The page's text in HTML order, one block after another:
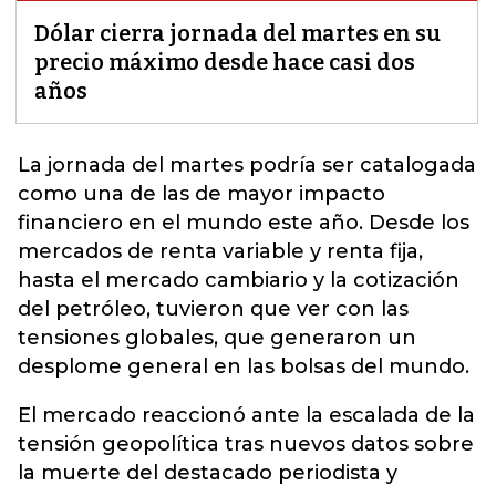
Dólar cierra jornada del martes en su
precio máximo desde hace casi dos
años
La jornada del martes podría ser catalogada
como una de las de mayor impacto
financiero en el mundo este año. Desde los
mercados de renta variable y renta fija,
hasta el mercado cambiario y la cotización
del petróleo, tuvieron que ver con las
tensiones globales, que generaron un
desplome general en las bolsas del mundo.
El mercado reaccionó ante la escalada de la
tensión geopolítica tras nuevos datos sobre
la muerte del destacado periodista y